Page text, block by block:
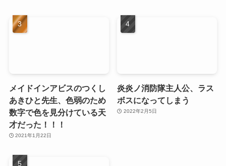
メイドインアビスのつくし
あきひと先生、色弱のため
数字で色を見分けている天
才だった！！！
2021年1月22日
炎炎ノ消防隊主人公、ラス
ボスになってしまう
2022年2月5日